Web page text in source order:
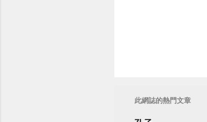
此網誌的熱門文章